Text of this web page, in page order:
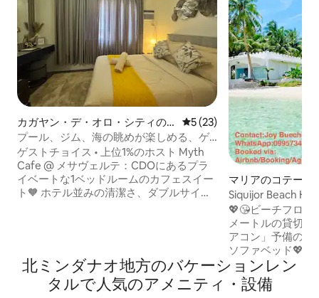
カガヤン・デ・オロ・シティの
コンドミニアム
レビュー23件、5つ星中5つ
5 (23)
プール、ジム、海の眺めが楽しめる、ゲ
ストに人気の寝室1室のコンドミニアム
ゲストチョイス • 上位1%のホスト Myth
Cafe @ メサヴェルテ：CDOにあるプラ
イベートな1ベッドルームのカフェスイー
ト🧡 ホテル並みの清潔さ、ダブルサイズ
仕事用デスク、エアコン。プールとジム
付き。 SMダウンタウン、Centrio、
Limketkaiまで5分。 「できれば6つ星を
マリアのコテージ
Siquijor Beach
ィラ）
💖😘ビーチフロン
メートルの貸切
アコン」予備の電
ソファベッド💖2
ルーム、 💖2トイ
💖キッチン、 💖
ブル、ビーチフ
北ミンダナオ地方のバケーションレン
タルで人気のアメニティ・設備